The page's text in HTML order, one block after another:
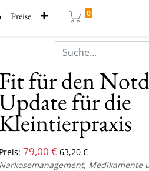
Preise 0
Fit für den
Update für die
Kleintierpraxis
Preis: 79,00€ 63,20 €
Narkosemanagement, Medikamente